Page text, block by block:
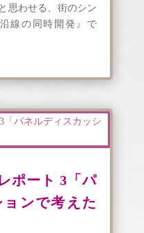
思わせる、街のシン
線の同時開発』で
ポート 3「パ
ンで考えた